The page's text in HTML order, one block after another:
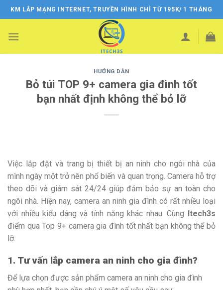
Skip
to
KM LẮP MẠNG INTERNET, TRUYỀN HÌNH CHỈ TỪ 195K/ 1 THÁNG
HƯỚNG DẪN
Bỏ túi TOP 9+ camera gia đình tốt
bạn nhất định không thể bỏ lỡ
Việc lắp đặt và trang bị thiết bị an ninh cho ngôi nhà của
mình ngày một trở nên phổ biến và quan trọng. Camera hỗ trợ
theo dõi và giám sát 24/24 giúp đảm bảo sự an toàn cho
ngôi nhà. Hiện nay, camera an ninh gia đình có rất nhiều loại
với nhiều kiểu dáng và tính năng khác nhau. Cùng Itech3s
điểm qua Top 9+ camera gia đình tốt nhất bạn không thể bỏ
lỡ.
1. Tư vấn lắp camera an ninh cho gia đình?
Để lựa chọn được sản phẩm camera an ninh cho gia đình